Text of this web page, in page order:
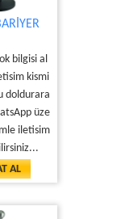
bilgisi al
kismi
doldurara
üze
iletisim
AL